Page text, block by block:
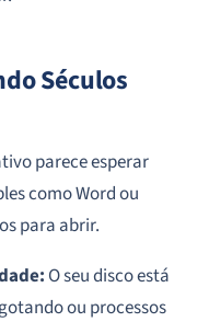
Séculos
parece esperar
como Word ou
para abrir.
O seu disco está
ou processos